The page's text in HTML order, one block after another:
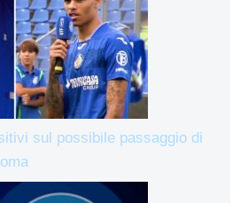
sul possibile passaggio di